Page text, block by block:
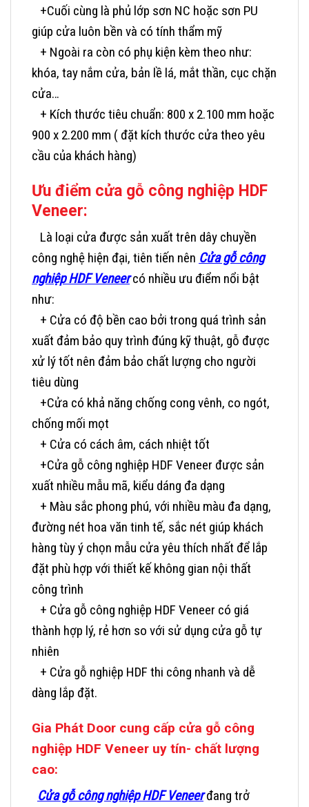
+Cuối cùng là phủ lớp sơn NC hoặc sơn PU
giúp cửa luôn bền và có tính thẩm mỹ
+ Ngoài ra còn có phụ kiện kèm theo như:
khóa, tay nắm cửa, bản lề lá, mắt thần, cục chặn
cửa…
+ Kích thước tiêu chuẩn: 800 x 2.100 mm hoặc
900 x 2.200 mm ( đặt kích thước cửa theo yêu
cầu của khách hàng)
Ưu điểm cửa gỗ công nghiệp HDF
Veneer:
Là loại cửa được sản xuất trên dây chuyền
công nghệ hiện đại, tiên tiến nên Cửa gỗ công
nghiệp HDF Veneercó nhiều ưu điểm nổi bật
như:
+ Cửa có độ bền cao bởi trong quá trình sản
xuất đảm bảo quy trình đúng kỹ thuật, gỗ được
xử lý tốt nên đảm bảo chất lượng cho người
tiêu dùng
+Cửa có khả năng chống cong vênh, co ngót,
chống mối mọt
+ Cửa có cách âm, cách nhiệt tốt
+Cửa gỗ công nghiệp HDF Veneer được sản
xuất nhiều mẫu mã, kiểu dáng đa dạng
+ Màu sắc phong phú, với nhiều màu đa dạng,
đường nét hoa văn tinh tế, sắc nét giúp khách
hàng tùy ý chọn mẫu cửa yêu thích nhất để lắp
đặt phù hợp với thiết kế không gian nội thất
công trình
+ Cửa gỗ công nghiệp HDF Veneer có giá
thành hợp lý, rẻ hơn so với sử dụng cửa gỗ tự
nhiên
+ Cửa gỗ nghiệp HDF thi công nhanh và dễ
dàng lắp đặt.
Gia Phát Door cung cấp cửa gỗ công
nghiệp HDF Veneer uy tín- chất lượng
cao:
Cửa gỗ công nghiệp HDF Veneerđang trở